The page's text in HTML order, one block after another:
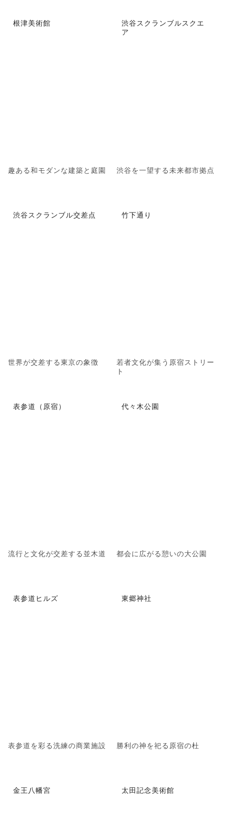
根津美術館
趣ある和モダンな建築と庭園
渋谷スクランブルスクエ
ア
渋谷を一望する未来都市拠点
渋谷スクランブル交差点
世界が交差する東京の象徴
竹下通り
若者文化が集う原宿ストリー
ト
表参道（原宿）
流行と文化が交差する並木道
代々木公園
都会に広がる憩いの大公園
表参道ヒルズ
表参道を彩る洗練の商業施設
東郷神社
勝利の神を祀る原宿の杜
金王八幡宮 太田記念美術館